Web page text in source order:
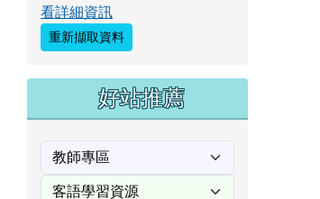
看詳細資訊
重新擷取資料
好站推薦